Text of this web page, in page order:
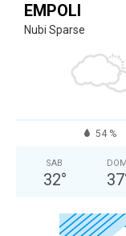
EMPOLI
Nubi Sparse
54 %
SAB
32°
DOM
37